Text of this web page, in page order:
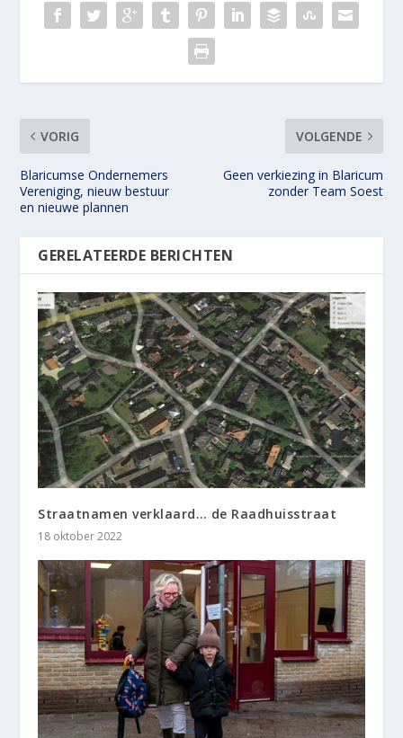
VORIG
Blaricumse Ondernemers
Vereniging, nieuw bestuur
en nieuwe plannen
VOLGENDE
Geen verkiezing in Blaricum
zonder Team Soest
GERELATEERDE BERICHTEN
Straatnamen verklaard… de Raadhuisstraat
18 oktober 2022